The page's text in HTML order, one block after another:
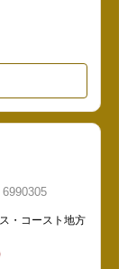
・コースト地方